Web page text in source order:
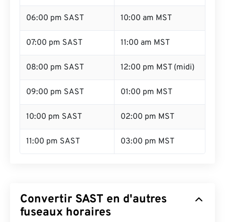
06:00 pm SAST 10:00 am MST
07:00 pm SAST 11:00 am MST
08:00 pm SAST 12:00 pm MST (midi)
09:00 pm SAST 01:00 pm MST
10:00 pm SAST 02:00 pm MST
11:00 pm SAST 03:00 pm MST
Convertir SAST en d'autres
fuseaux horaires